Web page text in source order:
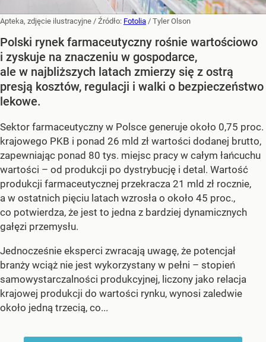
Apteka, zdjęcie ilustracyjne / Źródło: Fotolia / Tyler Olson
Polski rynek farmaceutyczny rośnie wartościowo
i zyskuje na znaczeniu w gospodarce,
ale w najbliższych latach zmierzy się z ostrą
presją kosztów, regulacji i walki o bezpieczeństwo
lekowe.
Sektor farmaceutyczny w Polsce generuje około 0,75 proc.
krajowego PKB i ponad 26 mld zł wartości dodanej brutto,
zapewniając ponad 80 tys. miejsc pracy w całym łańcuchu
wartości – od produkcji po dystrybucję i detal. Wartość
produkcji farmaceutycznej przekracza 21 mld zł rocznie,
a w ostatnich pięciu latach wzrosła o około 45 proc.,
co potwierdza, że jest to jedna z bardziej dynamicznych
gałęzi przemysłu.
Jednocześnie eksperci zwracają uwagę, że potencjał
branży wciąż nie jest wykorzystany w pełni – stopień
samowystarczalności produkcyjnej, liczony jako relacja
krajowej produkcji do wartości rynku, wynosi zaledwie
około jedną trzecią, co...